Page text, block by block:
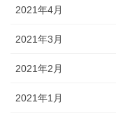
2021年4月
2021年3月
2021年2月
2021年1月